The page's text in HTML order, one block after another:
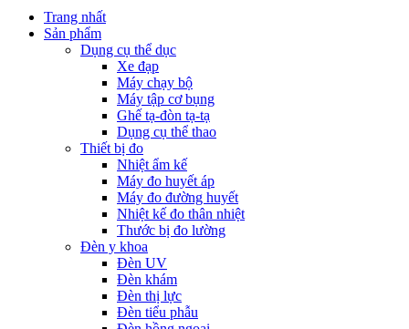
Trang nhất
Sản phẩm
Dụng cụ thể dục
Xe đạp
Máy chạy bộ
Máy tập cơ bụng
Ghế tạ-đòn tạ-tạ
Dụng cụ thể thao
Thiết bị đo
Nhiệt ẩm kế
Máy đo huyết áp
Máy đo đường huyết
Nhiệt kế đo thân nhiệt
Thước bị đo lường
Đèn y khoa
Đèn UV
Đèn khám
Đèn thị lực
Đèn tiểu phẫu